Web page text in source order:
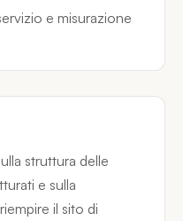
e misurazione
struttura delle
e sulla
il sito di